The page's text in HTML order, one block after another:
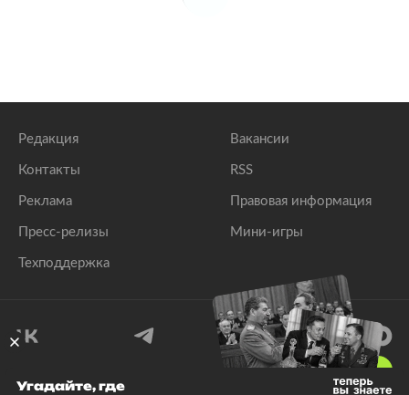
Редакция
Контакты
Реклама
Пресс-релизы
Техподдержка
Вакансии
RSS
Правовая информация
Мини-игры
Угадайте, где